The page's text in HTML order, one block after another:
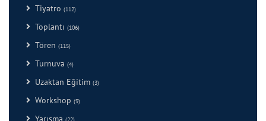
Tiyatro (112)
Toplantı (106)
Tören (115)
Turnuva (4)
Uzaktan Eğitim (3)
Workshop (9)
Yarışma